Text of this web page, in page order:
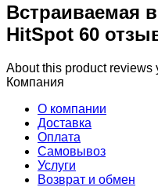
Встраиваемая
HitSpot 60
About this product reviews
Компания
О компании
Доставка
Оплата
Самовывоз
Услуги
Возврат и обмен